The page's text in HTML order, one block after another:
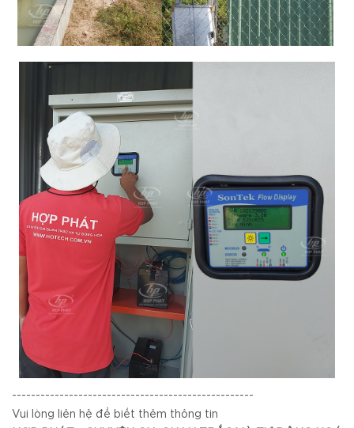
---------------------------------------------------
Vui lòng liên hệ để biết thêm thông tin